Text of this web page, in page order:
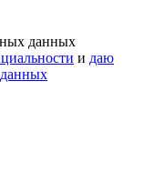
данных
и даю
данных